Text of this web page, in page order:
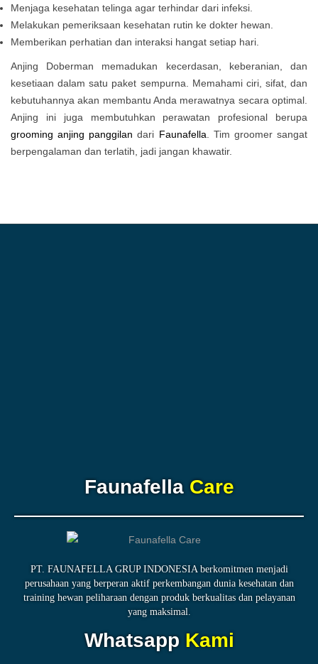
Menjaga kesehatan telinga agar terhindar dari infeksi.
Melakukan pemeriksaan kesehatan rutin ke dokter hewan.
Memberikan perhatian dan interaksi hangat setiap hari.
Anjing Doberman memadukan kecerdasan, keberanian, dan
kesetiaan dalam satu paket sempurna. Memahami ciri, sifat, dan
kebutuhannya akan membantu Anda merawatnya secara optimal.
Anjing ini juga membutuhkan perawatan profesional berupa
grooming anjing panggilan dari Faunafella . Tim groomer sangat
berpengalaman dan terlatih, jadi jangan khawatir.
FaunafellaCare
PT. FAUNAFELLA GRUP INDONESIA berkomitmen menjadi
perusahaan yang berperan aktif perkembangan dunia kesehatan dan
training hewan peliharaan dengan produk berkualitas dan pelayanan
yang maksimal.
WhatsappKami